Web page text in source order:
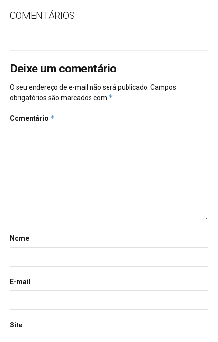
COMENTÁRIOS
Deixe um comentário
O seu endereço de e-mail não será publicado. Campos
obrigatórios são marcados com *
Comentário *
Nome
E-mail
Site